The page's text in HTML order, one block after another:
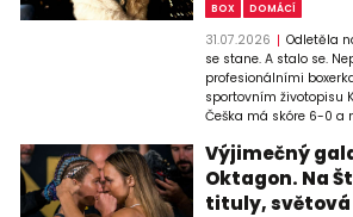
BOX DOMÁCÍ
31.07.2026
Odletěla
se stane. A stalo se.
profesionálními
sportovním životopisu
Češka má skóre 6-0 a
Výjimečný
Oktagon. Na
tituly,